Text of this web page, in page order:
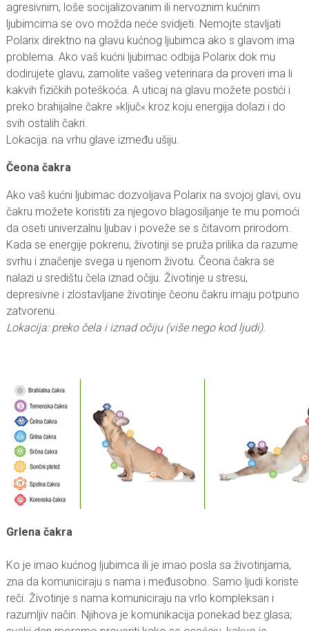
agresivnim, loše socijalizovanim ili nervoznim kućnim
ljubimcima se ovo možda neće svidjeti. Nemojte stavljati
Polarix direktno na glavu kućnog ljubimca ako s glavom ima
problema. Ako vaš kućni ljubimac odbija Polarix dok mu
dodirujete glavu, zamolite vašeg veterinara da proveri ima li
kakvih fizičkih poteškoća. A uticaj na glavu možete postići i
preko brahijalne čakre »ključ« kroz koju energija dolazi i do
svih ostalih čakri.
Lokacija: na vrhu glave između ušiju.
Čeona čakra
Ako vaš kućni ljubimac dozvoljava Polarix na svojoj glavi, ovu
čakru možete koristiti za njegovo blagosiljanje te mu pomoći
da oseti univerzalnu ljubav i poveže se s čitavom prirodom.
Kada se energije pokrenu, životinji se pruža prilika da razume
svrhu i značenje svega u njenom životu. Čeona čakra se
nalazi u središtu čela iznad očiju. Životinje u stresu,
depresivne i zlostavljane životinje čeonu čakru imaju potpuno
zatvorenu.
Lokacija: preko čela i iznad očiju (više nego kod ljudi).
Grlena čakra
Ko je imao kućnog ljubimca ili je imao posla sa životinjama,
zna da komuniciraju s nama i međusobno. Samo ljudi koriste
reči. Životinje s nama komuniciraju na vrlo kompleksan i
razumljiv način. Njihova je komunikacija ponekad bez glasa;